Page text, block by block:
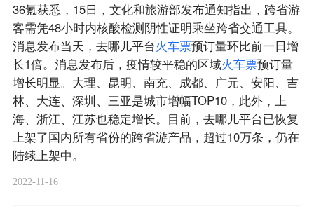
36氪获悉，15日，文化和旅游部发布通知指出，跨省游
客需凭48小时内核酸检测阴性证明乘坐跨省交通工具。
消息发布当天，去哪儿平台火车票预订量环比前一日增
长1倍。消息发布后，疫情较平稳的区域火车票预订量
增长明显。大理、昆明、南充、成都、广元、安阳、吉
林、大连、深圳、三亚是城市增幅TOP10，此外，上
海、浙江、江苏也稳定增长。目前，去哪儿平台已恢复
上架了国内所有省份的跨省游产品，超过10万条，仍在
陆续上架中。
2022-11-16